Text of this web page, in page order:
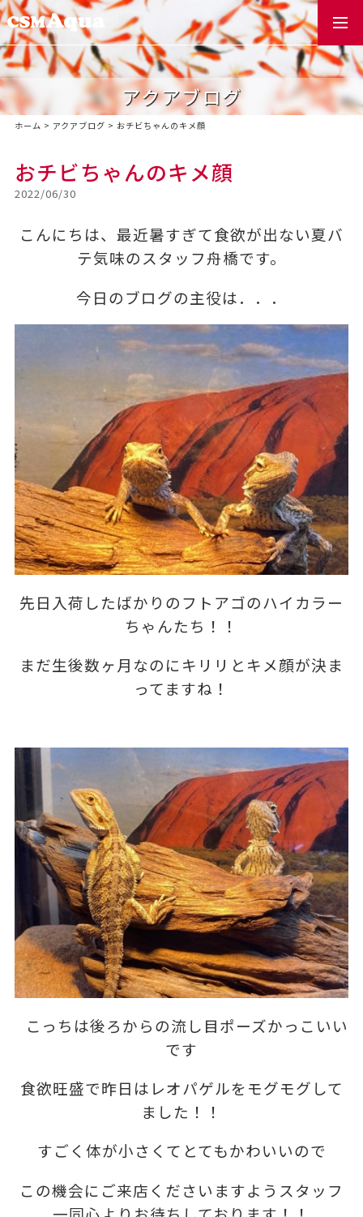
アクアブログ
ホーム > アクアブログ > おチビちゃんのキメ顔
おチビちゃんのキメ顔
2022/06/30
こんにちは、最近暑すぎて食欲が出ない夏バ
テ気味のスタッフ舟橋です。
今日のブログの主役は．．．
先日入荷したばかりのフトアゴのハイカラー
ちゃんたち！！
まだ生後数ヶ月なのにキリリとキメ顔が決ま
ってますね！
こっちは後ろからの流し目ポーズかっこいい
です
食欲旺盛で昨日はレオパゲルをモグモグして
ました！！
すごく体が小さくてとてもかわいいので
この機会にご来店くださいますようスタッフ